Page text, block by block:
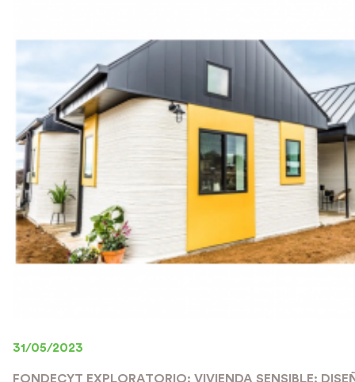
31/05/2023
FONDECYT EXPLORATORIO: VIVIENDA SENSIBLE: